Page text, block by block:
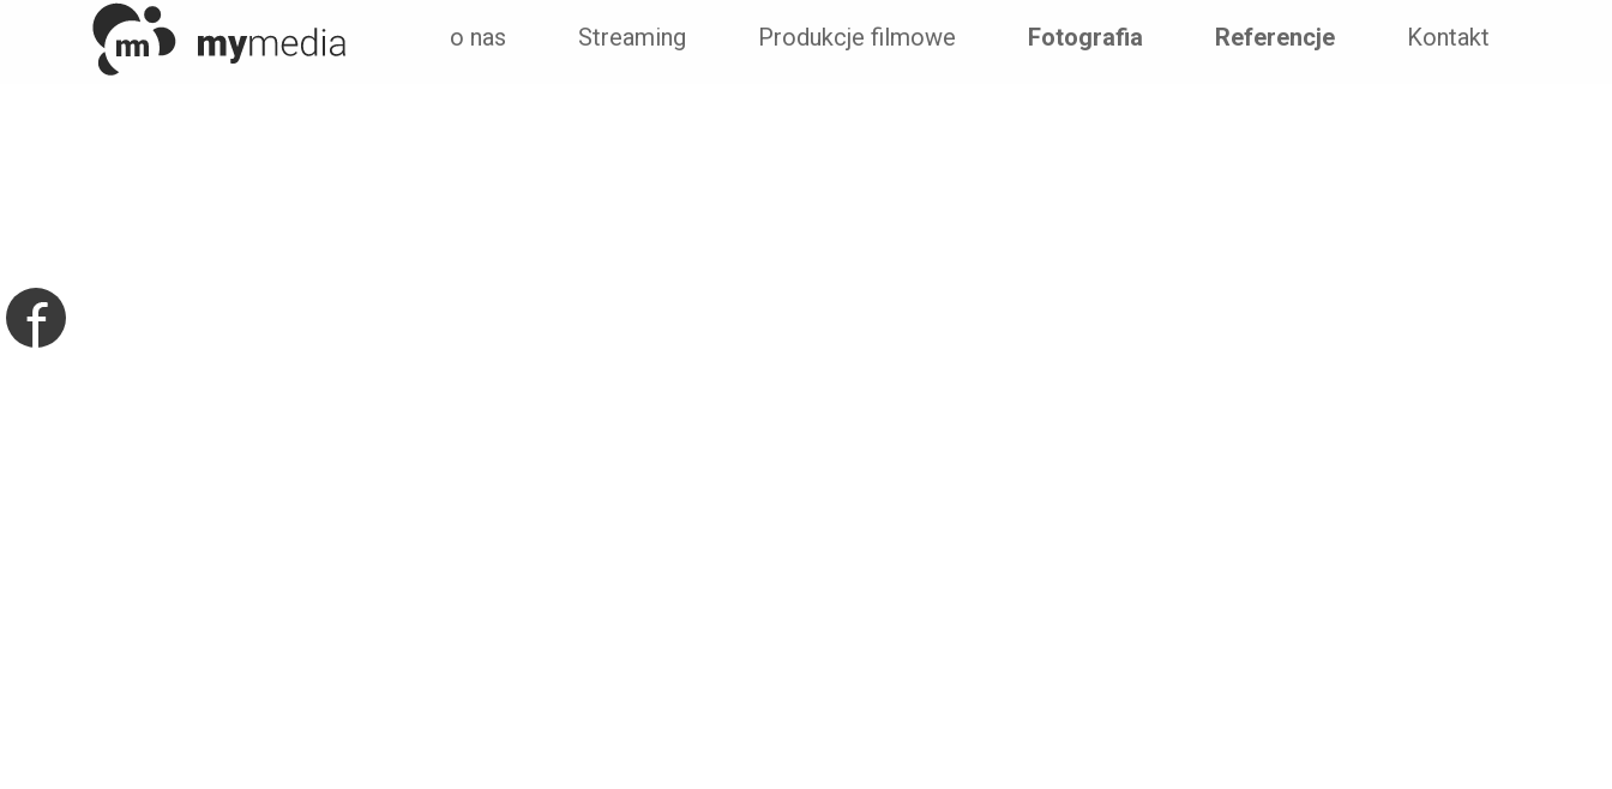
o nas Streaming Produkcje filmowe Fotografia Referencje Kontakt